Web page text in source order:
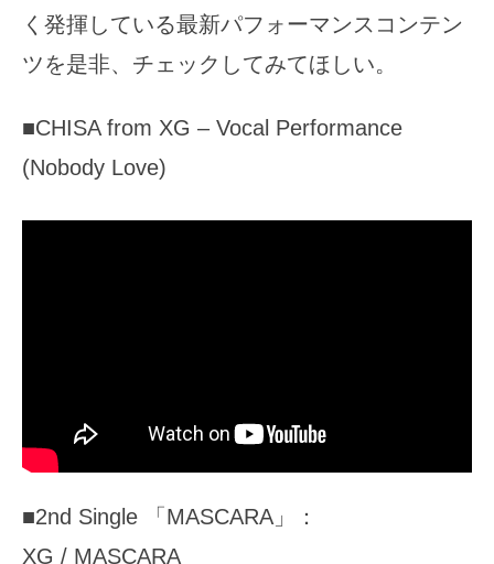
く発揮している最新パフォーマンスコンテン
ツを是非、チェックしてみてほしい。
■CHISA from XG – Vocal Performance
(Nobody Love)
■2nd Single 「MASCARA」：
XG / MASCARA